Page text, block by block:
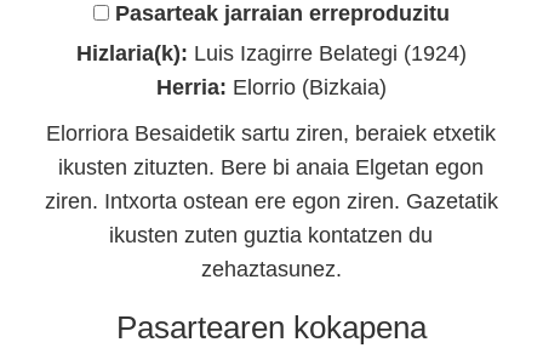
Pasarteak jarraian erreproduzitu
Hizlaria(k): Luis Izagirre Belategi (1924)
Herria: Elorrio (Bizkaia)
Elorriora Besaidetik sartu ziren, beraiek etxetik
ikusten zituzten. Bere bi anaia Elgetan egon
ziren. Intxorta ostean ere egon ziren. Gazetatik
ikusten zuten guztia kontatzen du
zehaztasunez.
Pasartearen kokapena